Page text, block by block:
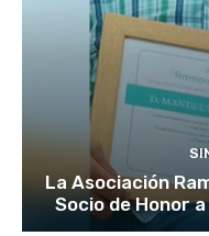
La Asociación
Socio de Honor